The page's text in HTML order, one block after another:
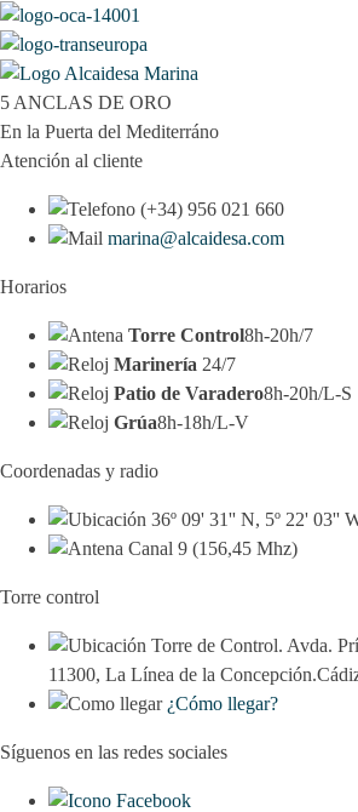
5 ANCLAS DE ORO
En la Puerta del Mediterráno
Atención al cliente
(+34) 956 021 660
marina@alcaidesa.com
Horarios
Torre Control8h-20h/7
Marinería 24/7
Patio de Varadero8h-20h/L-S
Grúa8h-18h/L-V
Coordenadas y radio
36º 09' 31'' N, 5º 22' 03''
Canal 9 (156,45 Mhz)
Torre control
Torre de Control. Avda.
11300, La Línea de la
¿Cómo llegar?
Síguenos en las redes sociales